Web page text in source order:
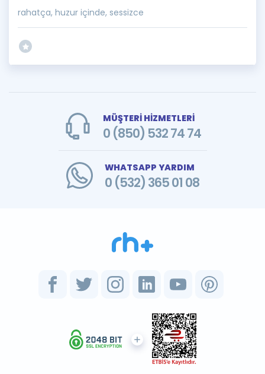
rahatça, huzur içinde, sessizce
MÜŞTERİ HİZMETLERİ
0 (850) 532 74 74
WHATSAPP YARDIM
0 (532) 365 01 08